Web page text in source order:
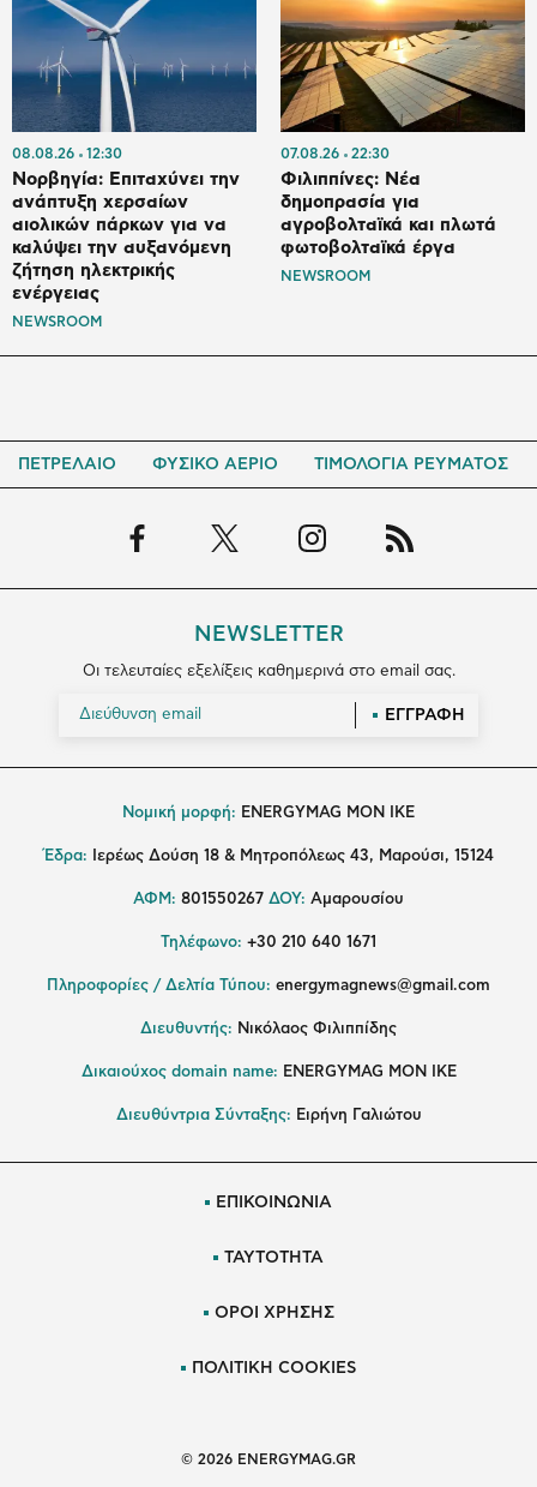
08.08.26 12:30
Νορβηγία: Επιταχύνει την
ανάπτυξη χερσαίων
αιολικών πάρκων για να
καλύψει την αυξανόμενη
ζήτηση ηλεκτρικής
ενέργειας
NEWSROOM
07.08.26 22:30
Φιλιππίνες: Νέα
δημοπρασία για
αγροβολταϊκά και πλωτά
φωτοβολταϊκά έργα
NEWSROOM
ΠΕΤΡΕΛΑΙΟ ΦΥΣΙΚΟ ΑΕΡΙΟ ΤΙΜΟΛΟΓΙΑ ΡΕΥΜΑΤΟΣ
NEWSLETTER
Οι τελευταίες εξελίξεις καθημερινά στο email σας.
ΕΓΓΡΑΦΗ
Νομική μορφή: ENERGYMAG MON IKE
Έδρα: Ιερέως Δούση 18 & Μητροπόλεως 43, Μαρούσι, 15124
ΑΦΜ: 801550267 ΔΟΥ: Αμαρουσίου
Τηλέφωνο: +30 210 640 1671
Πληροφορίες / Δελτία Τύπου: energymagnews@gmail.com
Διευθυντής: Νικόλαος Φιλιππίδης
Δικαιούχος domain name: ENERGYMAG ΜΟΝ ΙΚΕ
Διευθύντρια Σύνταξης: Ειρήνη Γαλιώτου
ΕΠΙΚΟΙΝΩΝΙΑ
ΤΑΥΤΟΤΗΤΑ
ΟΡΟΙ ΧΡΗΣΗΣ
ΠΟΛΙΤΙΚΗ COOKIES
© 2026 ENERGYMAG.GR